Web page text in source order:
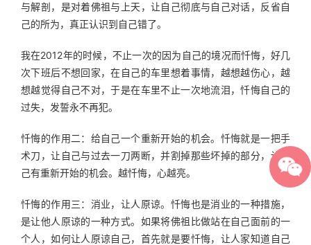
与解剖，是对着佛祖与上天，让自己彻底与自己对话，反省自
己的所为，真正认识到自己错了。
我在2012年的时候，不止一次的因为自己的境况而忏悔，好几
次下班后不想回家，在自己的车里想着事情，越想越伤心，越
想越觉得自己不对，于是在车里不止一次地流泪，忏悔自己的
过失，发誓永不再犯。
忏悔的作用二：给自己一个重新开始的机会。忏悔就是一把手
术刀，让自己与过去一刀两断，并割掉那些坏掉的部分，让自
己有重新开始的机会。越忏悔，心越亮。
忏悔的作用三：消业，让人原谅。忏悔也是消业的一种措施，
是让他人原谅的一种方式。如果将佛祖比做站在自己面前的一
个人，如何让人原谅自己，首先就是要忏悔，让人家知道自己